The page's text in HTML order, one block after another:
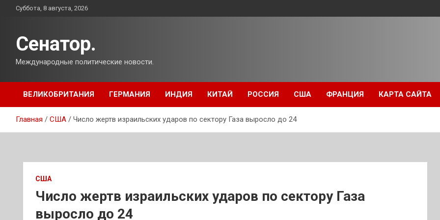
ПерейтиСуббота, 8 августа, 2026
Сенатор.
Международные политические новости.
ВЕЛИКОБРИТАНИЯ ГЕРМАНИЯ ИНДИЯ КИТАЙ РОССИЯ США ФРАНЦИЯ КАРТА САЙТА
Главная США Число жертв израильских ударов по сектору Газа выросло до 24
США
Число жертв израильских ударов по сектору Газа
выросло до 24